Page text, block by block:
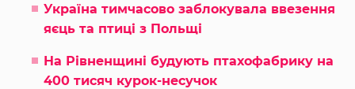
Україна тимчасово заблокувала ввезення
яєць та птиці з Польщі
На Рівненщині будують птахофабрику на
400 тисяч курок-несучок